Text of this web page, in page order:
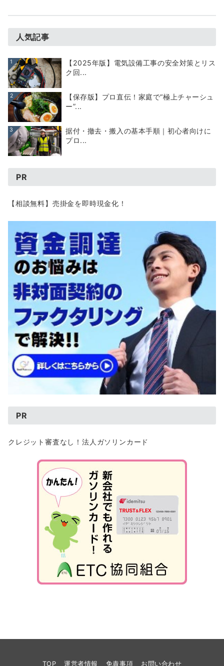
人気記事
1
【2025年版】電気設備工事の安全対策とリス
ク回...
2
【保存版】プロ直伝！家庭で“極上チャーシュ
ー”...
3
据付・撤去・搬入の基本手順｜初心者向けに
プロ...
PR
【相談無料】売掛金を即時現金化！
PR
クレジット審査なし！法人ガソリンカード
TOP 運営者情報 免責事項 お問い合わせ